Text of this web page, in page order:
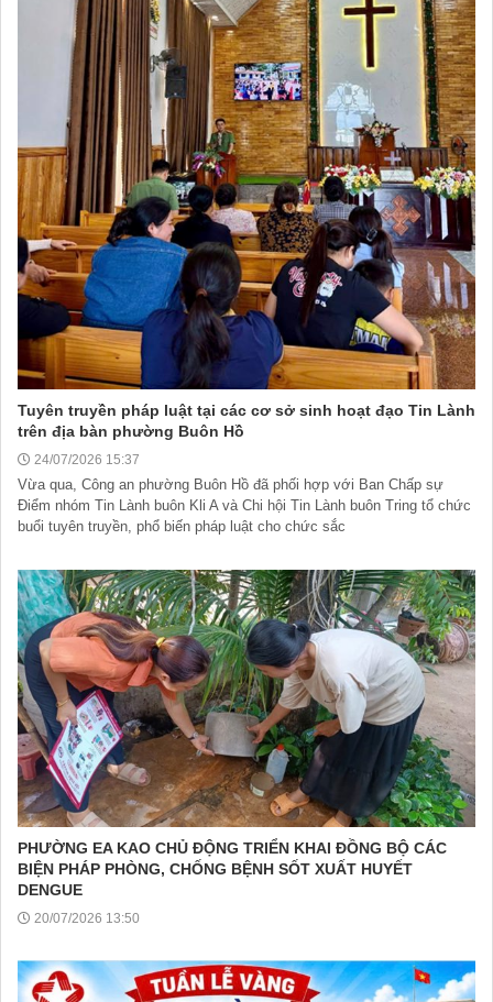
Tuyên truyền pháp luật tại các cơ sở sinh hoạt đạo Tin Lành
trên địa bàn phường Buôn Hồ
24/07/2026 15:37
Vừa qua, Công an phường Buôn Hồ đã phối hợp với Ban Chấp sự
Điểm nhóm Tin Lành buôn Kli A và Chi hội Tin Lành buôn Tring tổ chức
buổi tuyên truyền, phổ biến pháp luật cho chức sắc
PHƯỜNG EA KAO CHỦ ĐỘNG TRIỂN KHAI ĐỒNG BỘ CÁC
BIỆN PHÁP PHÒNG, CHỐNG BỆNH SỐT XUẤT HUYẾT
DENGUE
20/07/2026 13:50